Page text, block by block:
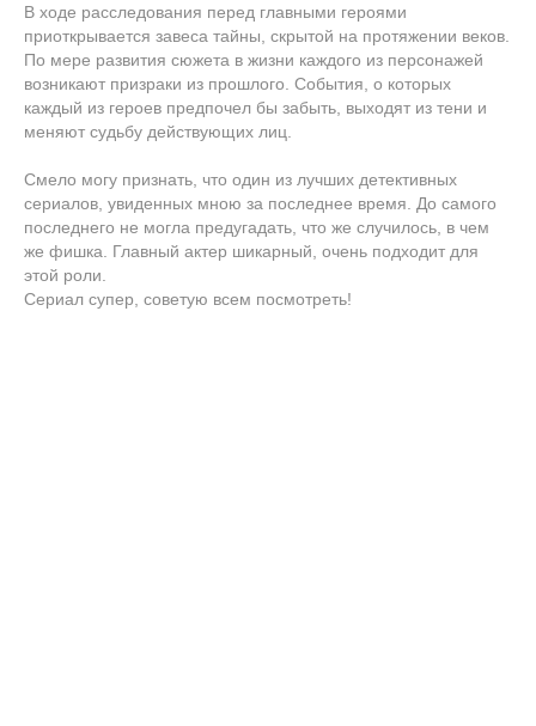
В ходе расследования перед главными героями
приоткрывается завеса тайны, скрытой на протяжении веков.
По мере развития сюжета в жизни каждого из персонажей
возникают призраки из прошлого. События, о которых
каждый из героев предпочел бы забыть, выходят из тени и
меняют судьбу действующих лиц.
Смело могу признать, что один из лучших детективных
сериалов, увиденных мною за последнее время. До самого
последнего не могла предугадать, что же случилось, в чем
же фишка. Главный актер шикарный, очень подходит для
этой роли.
Сериал супер, советую всем посмотреть!